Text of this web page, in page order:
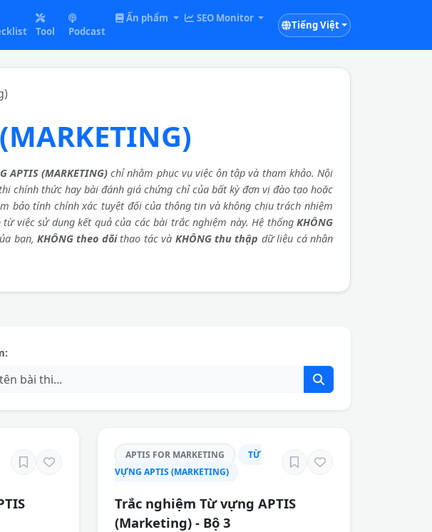
Tool Podcast
Ấn phẩm SEO Monitor
Tiếng Việt
APTIS (MARKETING) chỉ nhằm phục vụ việc ôn tập và tham khảo. Nội
chính thức hay bài đánh giá chứng chỉ của bất kỳ đơn vị đào tạo hoặc
bảo tính chính xác tuyệt đối của thông tin và không chịu trách nhiệm
việc sử dụng kết quả của các bài trắc nghiệm này. Hệ thống KHÔNG
bạn, KHÔNG theo dõithao tác và KHÔNG thu thập dữ liệu cá nhân
APTIS FOR MARKETING
TỪ
VỰNG APTIS (MARKETING)
Trắc nghiệm Từ vựng APTIS
(Marketing) - Bộ 3